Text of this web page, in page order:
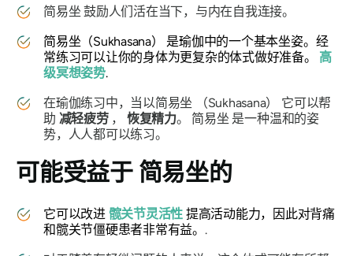
简易坐 鼓励人们活在当下，与内在自我连接。
简易坐（Sukhasana）
是瑜伽中的一个基本坐姿。经
常练习可以让你的身体为更复杂的体式做好准备。 高
级冥想姿势.
在瑜伽练习中，当以简易坐
（Sukhasana）
它可以帮
助 减轻疲劳， 恢复精力。 简易坐 是一种温和的姿
势，人人都可以练习。
可能受益于 简易坐的
它可以改进 髋关节灵活性 提高活动能力，因此对背痛
和髋关节僵硬患者非常有益。 .